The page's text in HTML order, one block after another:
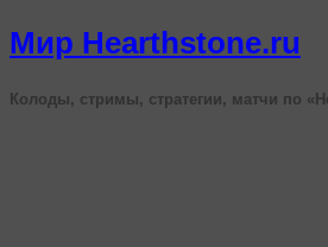
Мир Hearthstone.ru
Колоды, стримы, стратегии, матчи по